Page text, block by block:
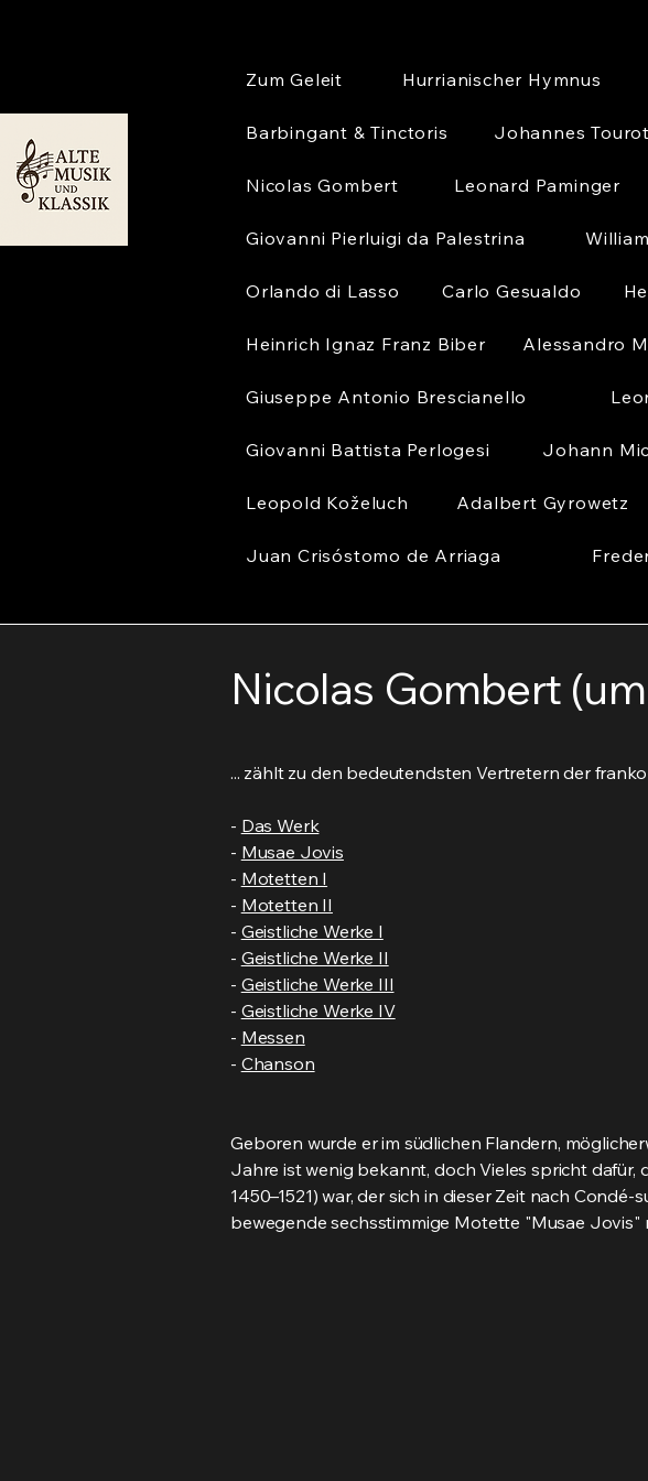
Zum Geleit Hurrianischer Hymnus
Barbingant & Tinctoris Johannes Tourot
Nicolas Gombert Leonard Paminger
Giovanni Pierluigi da Palestrina
Orlando di Lasso Carlo Gesualdo
Heinrich Ignaz Franz Biber Alessandro
Giuseppe Antonio Brescianello
Giovanni Battista Perlogesi Johann
Leopold Koželuch Adalbert Gyrowetz
Juan Crisóstomo de Arriaga
Nicolas Gombert
... zählt zu den bedeutendsten Vertretern der
- Das Werk
- Musae Jovis
- Motetten I
- Motetten II
- Geistliche Werke I
- Geistliche Werke II
- Geistliche Werke III
- Geistliche Werke IV
- Messen
- Chanson
Geboren wurde er im südlichen Flandern,
Jahre ist wenig bekannt, doch Vieles spricht dafür,
1450–1521) war, der sich in dieser Zeit nach
bewegende sechsstimmige Motette "Musae Jovis"